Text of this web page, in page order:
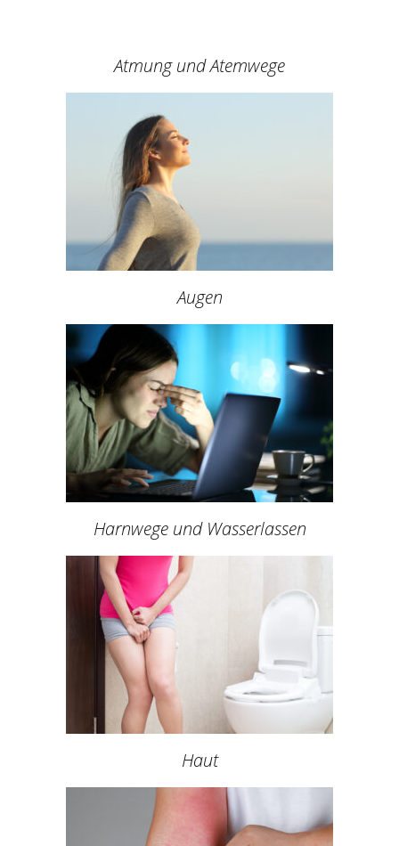
Atmung und Atemwege
Augen
Harnwege und Wasserlassen
Haut